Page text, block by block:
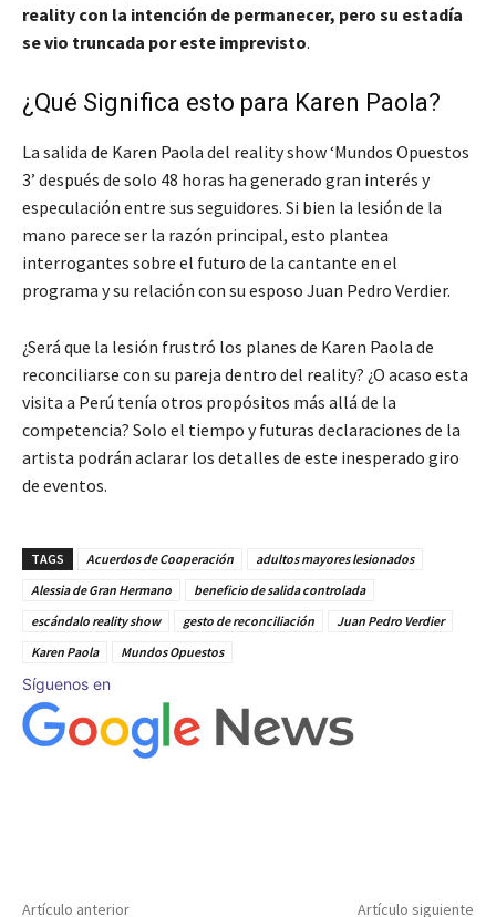
reality con la intención de permanecer, pero su estadía
se vio truncada por este imprevisto.
¿Qué Significa esto para Karen Paola?
La salida de Karen Paola del reality show ‘Mundos Opuestos
3’ después de solo 48 horas ha generado gran interés y
especulación entre sus seguidores. Si bien la lesión de la
mano parece ser la razón principal, esto plantea
interrogantes sobre el futuro de la cantante en el
programa y su relación con su esposo Juan Pedro Verdier.
¿Será que la lesión frustró los planes de Karen Paola de
reconciliarse con su pareja dentro del reality? ¿O acaso esta
visita a Perú tenía otros propósitos más allá de la
competencia? Solo el tiempo y futuras declaraciones de la
artista podrán aclarar los detalles de este inesperado giro
de eventos.
TAGS Acuerdos de Cooperación
adultos mayores lesionados
Alessia de Gran Hermano
beneficio de salida controlada
escándalo reality show
gesto de reconciliación
Juan Pedro Verdier
Karen Paola
Mundos Opuestos
Síguenos en
Artículo anterior Artículo siguiente